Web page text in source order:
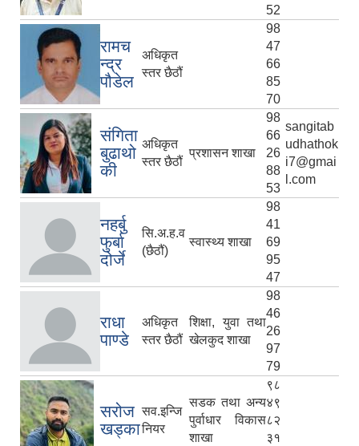
52
रामच
न्द्र
पौडेल
अधिकृत
स्तर छैठौं
98
47
66
85
70
संगिता
बुढाथो
की
अधिकृत
स्तर छैठौं
प्रशासन शाखा
98
66
26
88
53
sangitab
udhathok
i7@gmai
l.com
नहर्बु
फुर्बा
दोर्जे
सि.अ.ह.व
(छैठौं)
स्वास्थ्य शाखा
98
41
69
95
47
राधा
पाण्डे
अधिकृत
स्तर छैठौं
शिक्षा, युवा तथा
खेलकुद शाखा
98
46
26
97
79
सरोज
खड्का
सव.इन्जि
नियर
सडक तथा अन्य
पुर्वाधार विकास
शाखा
९८
४९
८२
३१